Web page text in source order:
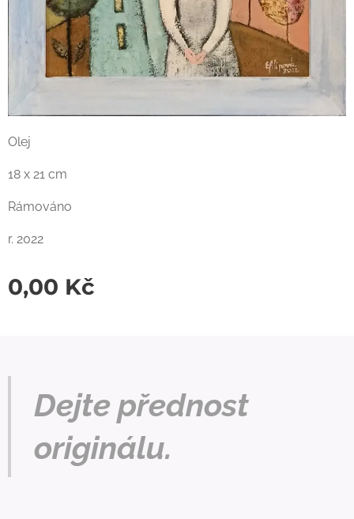
Olej
18 x 21 cm
Rámováno
r. 2022
0,00 Kč
Dejte přednost
originálu.